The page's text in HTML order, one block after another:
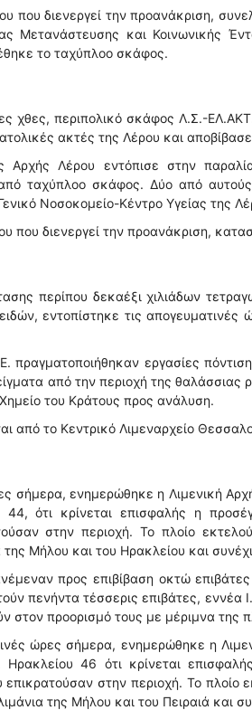
που διενεργεί την προανάκριση,
Μετανάστευσης και Κοινωνικής
το ταχύπλοο σκάφος.
χθες, περιπολικό σκάφος Λ.Σ.-
ακτές της Λέρου και
Αρχής Λέρου εντόπισε στην
από ταχύπλοο σκάφος. Δύο από
Νοσοκομείο-Κέντρο Υγείας της
που διενεργεί την προανάκριση,
περίπου δεκαέξι χιλιάδων
εντοπίστηκε τις
εργασίες
από την περιοχή της
του Κράτους προς ανάλυση.
από το Κεντρικό Λιμεναρχείο
σήμερα, ενημερώθηκε η Λιμενική
44, ότι κρίνεται επισφαλής η
στην περιοχή. Το πλοίο
της Μήλου και του Ηρακλείου και
προς επιβίβαση οκτώ
πενήντα τέσσερις επιβάτες,
στον προορισμό τους με μέριμνα της
ώρες σήμερα, ενημερώθηκε η
Ηρακλείου 46 ότι κρίνεται
στην περιοχή. Το πλοίο
της Μήλου και του Πειραιά και